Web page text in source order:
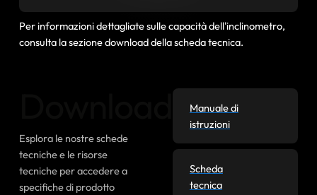
Per informazioni dettagliate sulle capacità dell'inclinometro,
consulta la sezione download della scheda tecnica.
Esplora le nostre schede
tecniche e le risorse
tecniche per accedere a
specifiche di prodotto
Manuale di
istruzioni
Scheda
tecnica